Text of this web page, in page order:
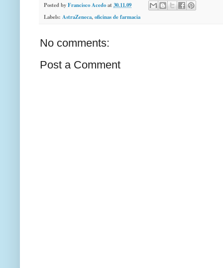
Posted byFrancisco Acedoat 30.11.09
Labels: AstraZeneca,oficinas de farmacia
No comments:
Post a Comment